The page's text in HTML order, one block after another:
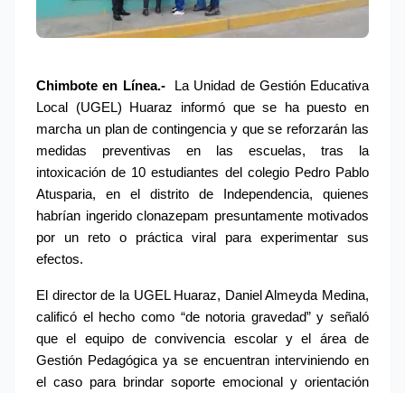
Chimbote en Línea.-
La Unidad de Gestión Educativa
Local (UGEL) Huaraz informó que se ha puesto en
marcha un plan de contingencia y que se reforzarán las
medidas preventivas en las escuelas, tras la
intoxicación de 10 estudiantes del colegio Pedro Pablo
Atusparia, en el distrito de Independencia, quienes
habrían ingerido clonazepam presuntamente motivados
por un reto o práctica viral para experimentar sus
efectos.
El director de la UGEL Huaraz, Daniel Almeyda Medina,
calificó el hecho como “de notoria gravedad” y señaló
que el equipo de convivencia escolar y el área de
Gestión Pedagógica ya se encuentran interviniendo en
el caso para brindar soporte emocional y orientación